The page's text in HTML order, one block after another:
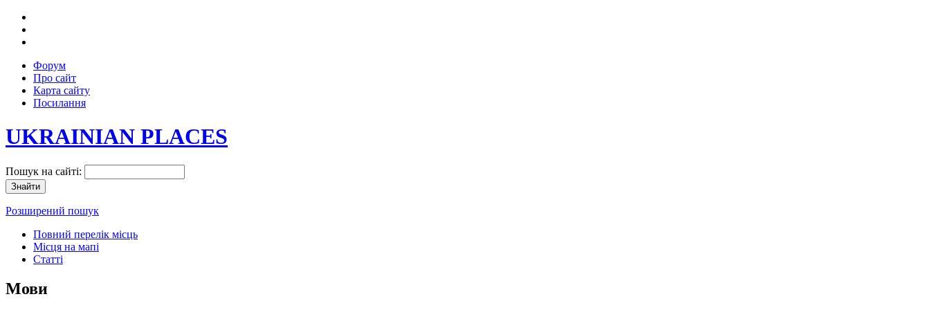
Форум
Про сайт
Карта сайту
Посилання
UKRAINIAN PLACES
Пошук на сайті:
Розширений пошук
Повний перелік місць
Місця на мапі
Статті
Мови